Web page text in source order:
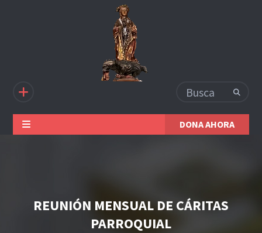
DONA AHORA
REUNIÓN MENSUAL DE CÁRITAS
PARROQUIAL